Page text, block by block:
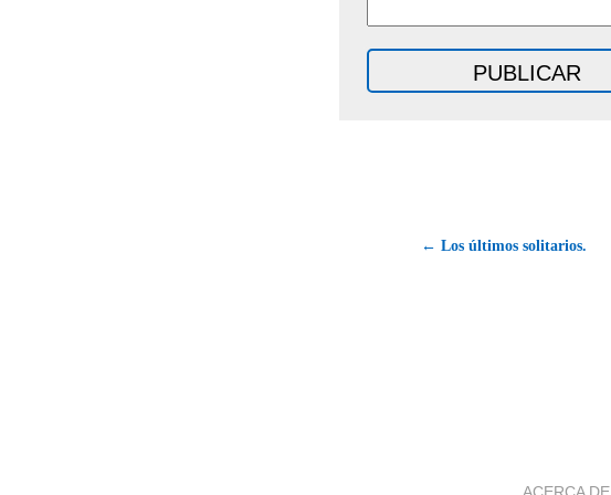
← Los últimos solitarios.
ACERCA DE